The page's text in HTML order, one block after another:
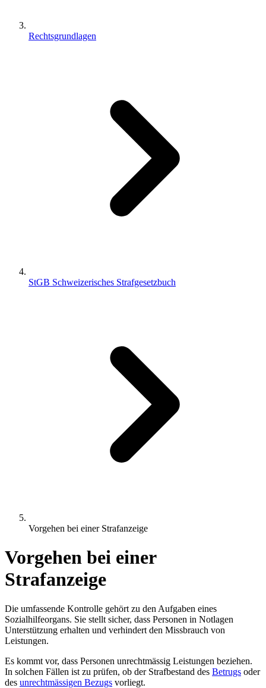
Rechtsgrundlagen
StGB Schweizerisches Strafgesetzbuch
Vorgehen bei einer Strafanzeige
Vorgehen bei einer
Strafanzeige
Die umfassende Kontrolle gehört zu den Aufgaben eines
Sozialhilfeorgans. Sie stellt sicher, dass Personen in Notlagen
Unterstützung erhalten und verhindert den Missbrauch von
Leistungen.
Es kommt vor, dass Personen unrechtmässig Leistungen beziehen.
In solchen Fällen ist zu prüfen, ob der Strafbestand des Betrugs oder
des unrechtmässigen Bezugs vorliegt.